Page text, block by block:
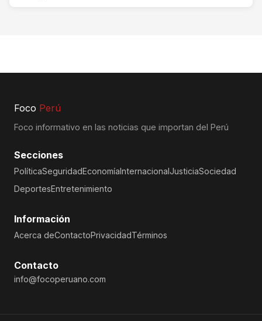
Foco Perú
Foco informativo en las noticias que importan del Perú
Secciones
PolíticaSeguridadEconomíaInternacionalJusticiaSociedad
DeportesEntretenimiento
Información
Acerca deContactoPrivacidadTérminos
Contacto
info@focoperuano.com